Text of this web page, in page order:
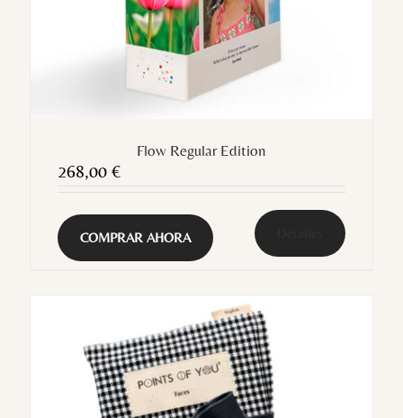
Flow Regular Edition
268,00 €
COMPRAR AHORA